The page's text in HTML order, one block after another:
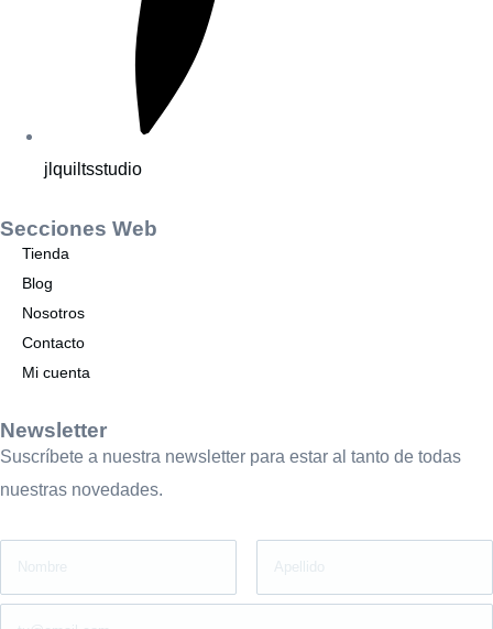
jlquiltsstudio
Secciones Web
Tienda
Blog
Nosotros
Contacto
Mi cuenta
Newsletter
Suscríbete a nuestra newsletter para estar al tanto de todas
nuestras novedades.